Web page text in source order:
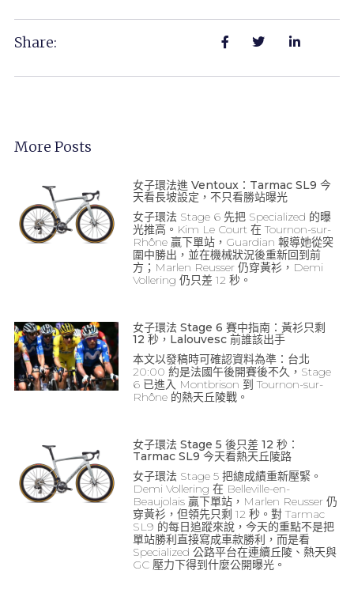
Share:
More Posts
女子環法進 Ventoux：Tarmac SL9 今
天看長坡設定，不只看勝站曝光
女子環法 Stage 6 先把 Specialized 的曝
光推高。Kim Le Court 在 Tournon-sur-
Rhône 贏下單站，Guardian 報導她從突
圍中勝出，並在機械狀況後重新回到前
方；Marlen Reusser 仍穿黃衫，Demi
Vollering 仍只差 12 秒。
女子環法 Stage 6 賽中指南：黃衫只剩
12 秒，Lalouvesc 前誰該出手
本文以發稿時可確認資料為準：台北
20:00 約是法國午後開賽後不久，Stage
6 已進入 Montbrison 到 Tournon-sur-
Rhône 的熱天丘陵戰。
女子環法 Stage 5 後只差 12 秒：
Tarmac SL9 今天看熱天丘陵路
女子環法 Stage 5 把總成績重新壓緊。
Demi Vollering 在 Belleville-en-
Beaujolais 贏下單站，Marlen Reusser 仍
穿黃衫，但領先只剩 12 秒。對 Tarmac
SL9 的每日追蹤來說，今天的重點不是把
單站勝利直接寫成車款勝利，而是看
Specialized 公路平台在連續丘陵、熱天與
GC 壓力下得到什麼公開曝光。